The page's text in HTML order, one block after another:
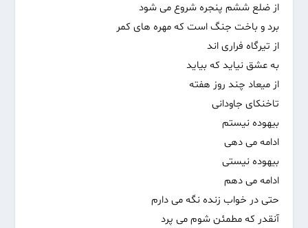
از ضلع ششم پنجره شروع می شود
برد و باخت جنگ است که مهره های کمر
از تیرگاه فراری اند
به عشق نیاید که بیاید
از میعاد چند روز هفته
تاخنکای جاودانی
بیهوده نیستم
ادامه می دهی
بیهوده نیستی
ادامه می دهم
حتی در خواب زنده نگه می دارم
آنقدر که مطمئن شوم می پرد